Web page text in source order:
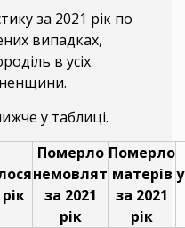
за 2021 рік по
випадках,
в усіх
у таблиці.
Померло
немовлят
за 2021
рік
Померло
матерів
за 2021
рік